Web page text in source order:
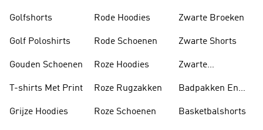
Golfshorts
Golf Poloshirts
Gouden Schoenen
T-shirts Met Print
Grijze Hoodies
Rode Hoodies
Rode Schoenen
Roze Hoodies
Roze Rugzakken
Roze Schoenen
Zwarte Broeken
Zwarte Shorts
Zwarte
Badpakken En
Basketbalshorts